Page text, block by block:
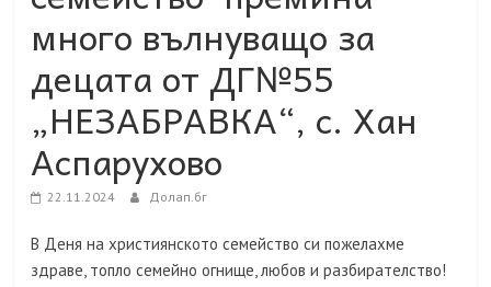
много вълнуващо за
децата от ДГ№55
„НЕЗАБРАВКА“, с. Хан
Аспарухово
22.11.2024 Долап.бг
В Деня на християнското семейство си пожелахме
здраве, топло семейно огнище, любов и разбирателство!